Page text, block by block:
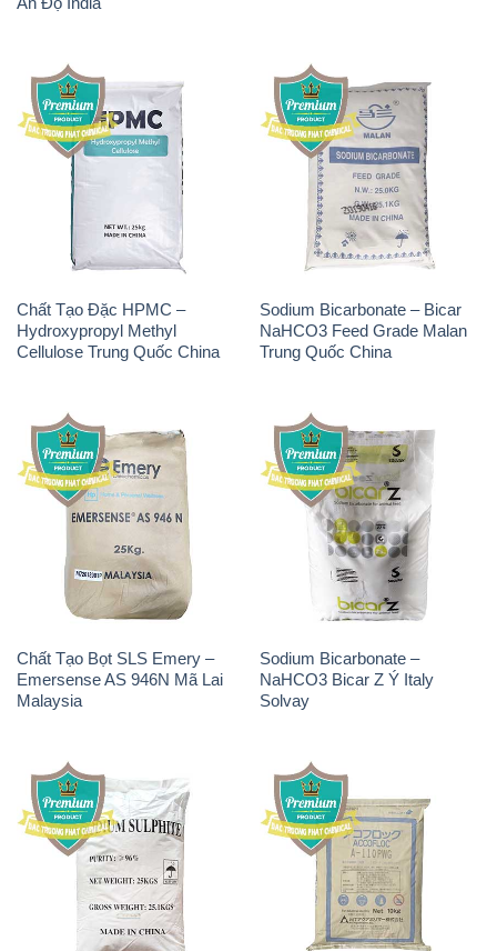
Chất Tạo Đặc HPMC –
Hydroxypropyl Methyl
Cellulose Trung Quốc China
Sodium Bicarbonate – Bicar
NaHCO3 Feed Grade Malan
Trung Quốc China
Chất Tạo Bọt SLS Emery –
Emersense AS 946N Mã Lai
Malaysia
Sodium Bicarbonate –
NaHCO3 Bicar Z Ý Italy
Natri Sunphit – NA2SO3
Trung Quốc China
Polymer Anion – Accofloc A-
110 PWG MT Aqua Polymer
Nhật Bản Japan